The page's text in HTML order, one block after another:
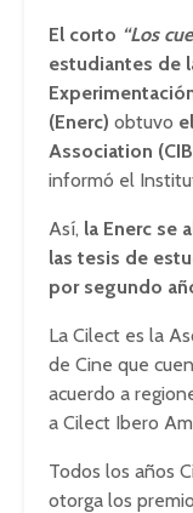
El corto “Los
estudiantes de
(Enerc) obtuvo
Association
informó el
Así, la Enerc se
las tesis de
por segundo
La Cilect es la
de Cine que
acuerdo a
a Cilect Ibero
Todos los años
otorga los